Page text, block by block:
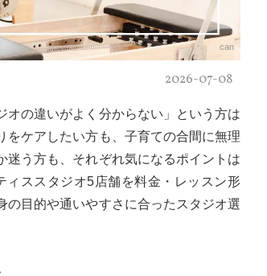
can
2026-07-08
オの違いがよく分からない」という方は
をケアしたい方も、子育ての合間に無理
迷う方も、それぞれ気になるポイントは
ススタジオ5店舗を料金・レッスン形
目的や通いやすさに合ったスタジオ選